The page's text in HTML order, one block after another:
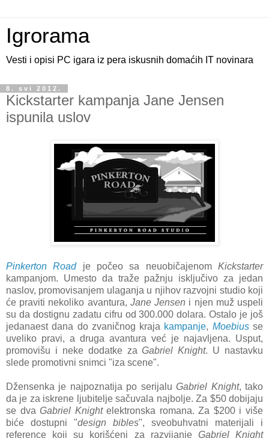
Igrorama
Vesti i opisi PC igara iz pera iskusnih domaćih IT novinara
8. svi 2012.
Kickstarter kampanja Jane Jensen
ispunila uslov
Pinkerton Roadje počeo sa neuobičajenomKickstarter
kampanjom. Umesto da traže pažnju isključivo za jedan
naslov, promovisanjem ulaganja u njihov razvojni studio koji
će praviti nekoliko avantura, Jane Jensen i njen muž uspeli
su da dostignu zadatu cifru od 300.000 dolara. Ostalo je još
jedanaest dana do zvaničnog kraja kampanje, Moebiusse
uveliko pravi, a druga avantura već je najavljena. Usput,
promovišu i neke dodatke zaGabriel Knight. U nastavku
slede promotivni snimci "iza scene".
Džensenka je najpoznatija po serijaluGabriel Knight, tako
da je za iskrene ljubitelje sačuvala najbolje. Za $50 dobijaju
se dvaGabriel Knightelektronska romana. Za $200 i više
biće dostupni "design bibles", sveobuhvatni materijali i
reference koji su korišćeni za razvijanje Gabriel Knight